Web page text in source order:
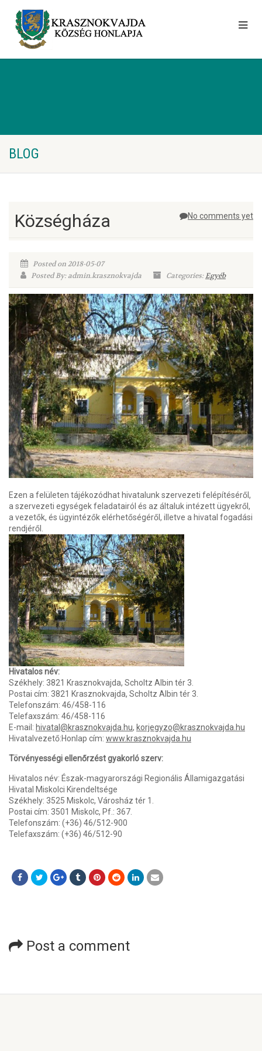
BLOG
No comments yet
Községháza
Posted on 2018-05-07
Posted By: admin.krasznokvajda
Categories:Egyéb
Ezen a felületen tájékozódhat hivatalunk szervezeti felépítéséről,
a szervezeti egységek feladatairól és az általuk intézett ügyekről,
a vezetők, és ügyintézők elérhetőségéről, illetve a hivatal fogadási
rendjéről.
Hivatalos név:
Székhely: 3821 Krasznokvajda, Scholtz Albin tér 3.
Postai cím: 3821 Krasznokvajda, Scholtz Albin tér 3.
Telefonszám: 46/458-116
Telefaxszám: 46/458-116
E-mail: hivatal@krasznokvajda.hu, korjegyzo@krasznokvajda.hu
Hivatalvezető:Honlap cím: www.krasznokvajda.hu
Törvényességi ellenőrzést gyakorló szerv:
Hivatalos név: Észak-magyarországi Regionális Államigazgatási
Hivatal Miskolci Kirendeltsége
Székhely: 3525 Miskolc, Városház tér 1.
Postai cím: 3501 Miskolc, Pf.: 367.
Telefonszám: (+36) 46/512-900
Telefaxszám: (+36) 46/512-90
Post a comment